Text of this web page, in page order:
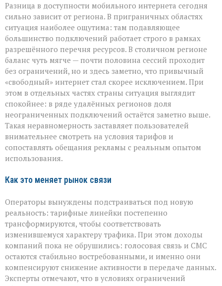
Разница в доступности мобильного интернета сегодня
сильно зависит от региона. В приграничных областях
ситуация наиболее ощутима: там подавляющее
большинство подключений работает строго в рамках
разрешённого перечня ресурсов. В столичном регионе
баланс чуть мягче — почти половина сессий проходит
без ограничений, но и здесь заметно, что привычный
«свободный» интернет стал скорее исключением. При
этом в отдельных частях страны ситуация выглядит
спокойнее: в ряде удалённых регионов доля
неограниченных подключений остаётся заметно выше.
Такая неравномерность заставляет пользователей
внимательнее смотреть на условия тарифов и
сопоставлять обещания рекламы с реальным опытом
использования.
Как это меняет рынок связи
Операторы вынуждены подстраиваться под новую
реальность: тарифные линейки постепенно
трансформируются, чтобы соответствовать
изменившемуся характеру трафика. При этом доходы
компаний пока не обрушились: голосовая связь и СМС
остаются стабильно востребованными, и именно они
компенсируют снижение активности в передаче данных.
Эксперты отмечают, что в условиях ограничений